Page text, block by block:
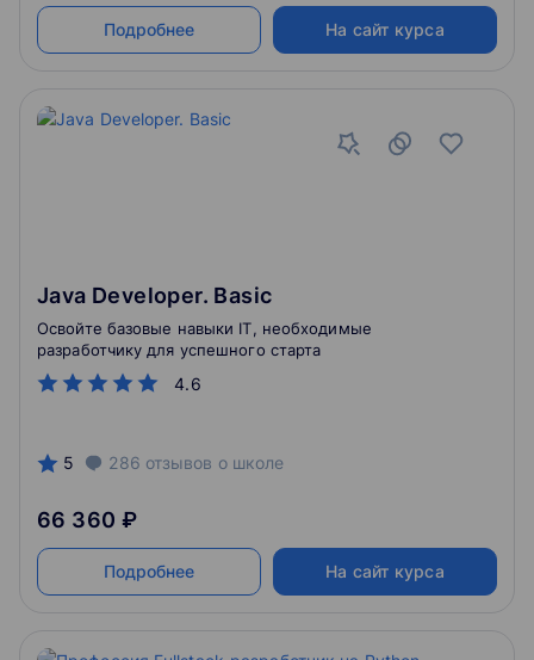
Подробнее На сайт курса
Java Developer. Basic
4.6
Освойте базовые навыки IT, необходимые
разработчику для успешного старта
5 286 отзывов о школе
66 360 ₽
Подробнее На сайт курса